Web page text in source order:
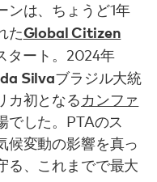
ンは、ちょうど1年
たGlobal Citizen
タート。2024年
Silvaブラジル大統
カ初となるカンファ
でした。PTAのス
候変動の影響を真っ
る、これまでで最大